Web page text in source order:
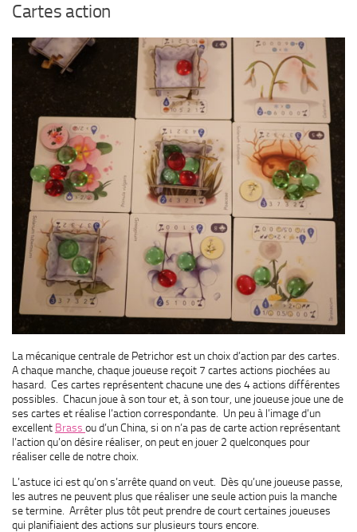
Cartes action
La mécanique centrale de Petrichor est un choix d’action par des cartes.
A chaque manche, chaque joueuse reçoit 7 cartes actions piochées au
hasard. Ces cartes représentent chacune une des 4 actions différentes
possibles. Chacun joue à son tour et, à son tour, une joueuse joue une de
ses cartes et réalise l’action correspondante. Un peu à l’image d’un
excellent Brass ou d’un China, si on n’a pas de carte action représentant
l’action qu’on désire réaliser, on peut en jouer 2 quelconques pour
réaliser celle de notre choix.
L’astuce ici est qu’on s’arrête quand on veut. Dès qu’une joueuse passe,
les autres ne peuvent plus que réaliser une seule action puis la manche
se termine. Arrêter plus tôt peut prendre de court certaines joueuses
qui planifiaient des actions sur plusieurs tours encore.